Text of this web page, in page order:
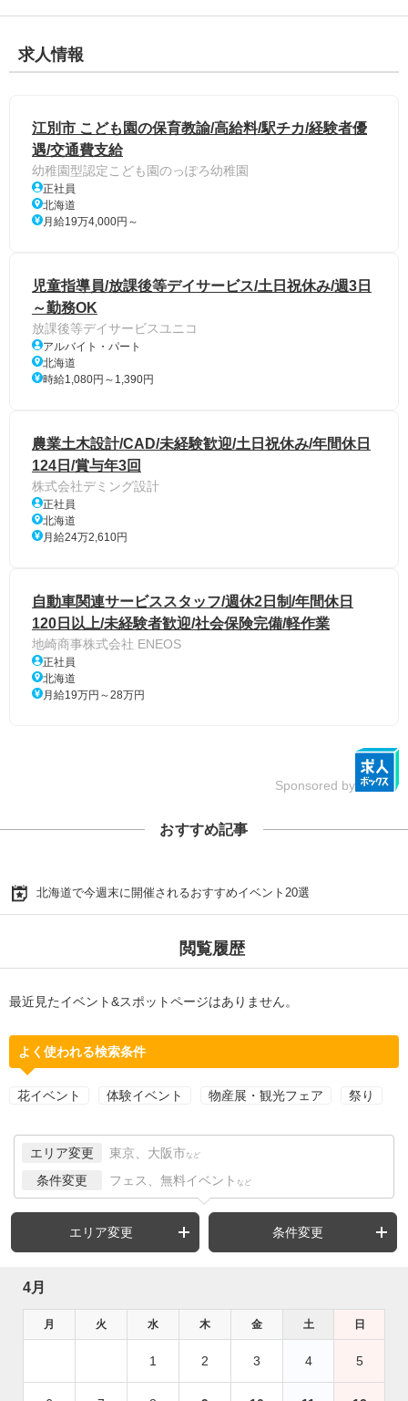
求人情報
江別市 こども園の保育教諭/高給料/駅チカ/経験者優
遇/交通費支給
幼稚園型認定こども園のっぽろ幼稚園
正社員
北海道
月給19万4,000円～
児童指導員/放課後等デイサービス/土日祝休み/週3日
～勤務OK
放課後等デイサービスユニコ
アルバイト・パート
北海道
時給1,080円～1,390円
農業土木設計/CAD/未経験歓迎/土日祝休み/年間休日
124日/賞与年3回
株式会社デミング設計
正社員
北海道
月給24万2,610円
自動車関連サービススタッフ/週休2日制/年間休日
120日以上/未経験者歓迎/社会保険完備/軽作業
地崎商事株式会社 ENEOS
正社員
北海道
月給19万円～28万円
Sponsored by
おすすめ記事
北海道で今週末に開催されるおすすめイベント20選
閲覧履歴
最近見たイベント&スポットページはありません。
よく使われる検索条件
花イベント 体験イベント 物産展・観光フェア 祭り
エリア変更 東京、大阪市 など
条件変更 フェス、無料イベント など
エリア変更 条件変更
4月
月 火 水 木 金 土 日
1 2 3 4 5